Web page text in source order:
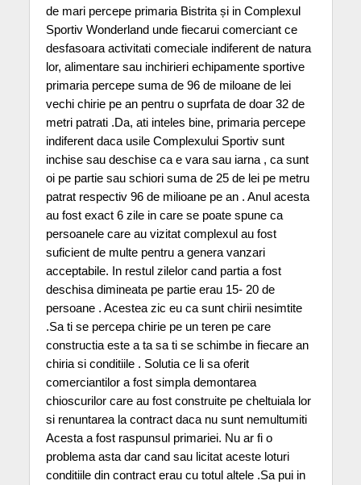
de mari percepe primaria Bistrita și in Complexul
Sportiv Wonderland unde fiecarui comerciant ce
desfasoara activitati comeciale indiferent de natura
lor, alimentare sau inchirieri echipamente sportive
primaria percepe suma de 96 de miloane de lei
vechi chirie pe an pentru o suprfata de doar 32 de
metri patrati .Da, ati inteles bine, primaria percepe
indiferent daca usile Complexului Sportiv sunt
inchise sau deschise ca e vara sau iarna , ca sunt
oi pe partie sau schiori suma de 25 de lei pe metru
patrat respectiv 96 de milioane pe an . Anul acesta
au fost exact 6 zile in care se poate spune ca
persoanele care au vizitat complexul au fost
suficient de multe pentru a genera vanzari
acceptabile. In restul zilelor cand partia a fost
deschisa dimineata pe partie erau 15- 20 de
persoane . Acestea zic eu ca sunt chirii nesimtite
.Sa ti se percepa chirie pe un teren pe care
constructia este a ta sa ti se schimbe in fiecare an
chiria si conditiile . Solutia ce li sa oferit
comerciantilor a fost simpla demontarea
chioscurilor care au fost construite pe cheltuiala lor
si renuntarea la contract daca nu sunt nemultumiti
Acesta a fost raspunsul primariei. Nu ar fi o
problema asta dar cand sau licitat aceste loturi
conditiile din contract erau cu totul altele .Sa pui in